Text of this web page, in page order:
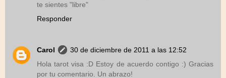
te sientes "libre"
Responder
Carol
30 de diciembre de 2011 a las 12:52
Hola tarot visa :D Estoy de acuerdo contigo :) Gracias
por tu comentario. Un abrazo!